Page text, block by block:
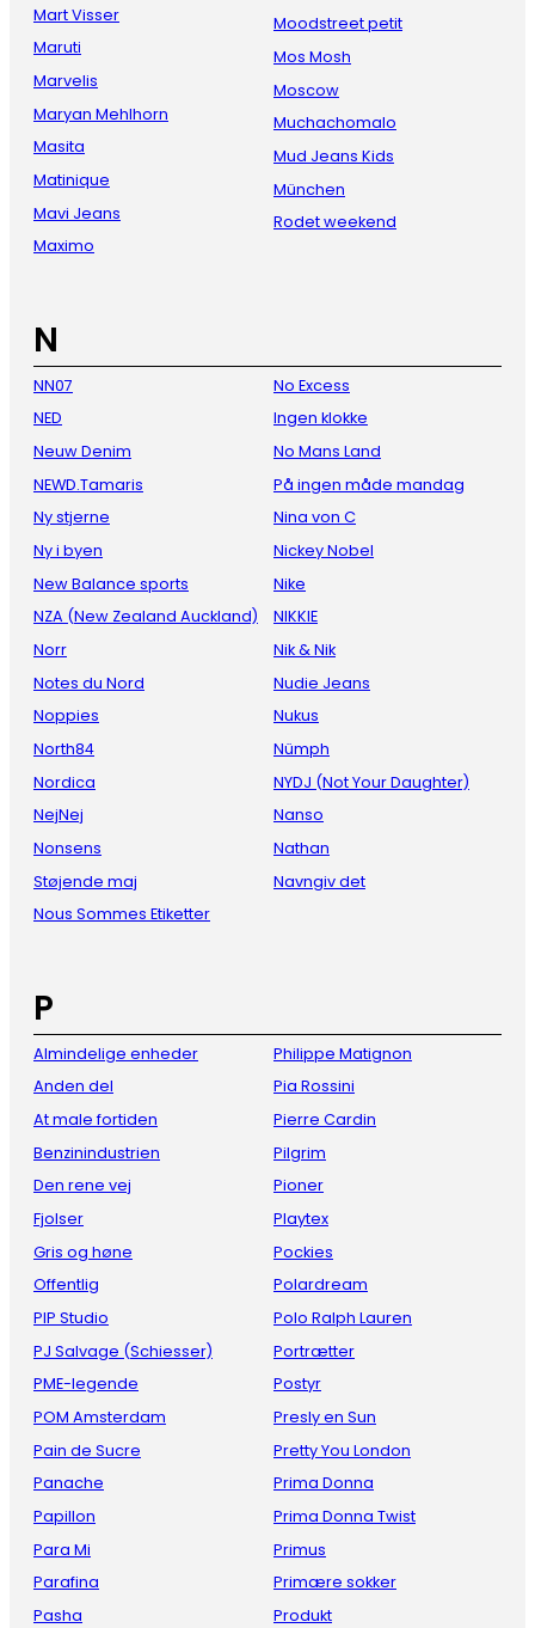
Mart Visser
Maruti
Marvelis
Maryan Mehlhorn
Masita
Matinique
Mavi Jeans
Maximo
Moodstreet petit
Mos Mosh
Moscow
Muchachomalo
Mud Jeans Kids
München
Rodet weekend
N
NN07
NED
Neuw Denim
NEWD.Tamaris
Ny stjerne
Ny i byen
New Balance sports
NZA (New Zealand Auckland)
Norr
Notes du Nord
Noppies
North84
Nordica
NejNej
Nonsens
Støjende maj
Nous Sommes Etiketter
No Excess
Ingen klokke
No Mans Land
På ingen måde mandag
Nina von C
Nickey Nobel
Nike
NIKKIE
Nik & Nik
Nudie Jeans
Nukus
Nümph
NYDJ (Not Your Daughter)
Nanso
Nathan
Navngiv det
P
Almindelige enheder
Anden del
At male fortiden
Benzinindustrien
Den rene vej
Fjolser
Gris og høne
Offentlig
PIP Studio
PJ Salvage (Schiesser)
PME-legende
POM Amsterdam
Pain de Sucre
Panache
Papillon
Para Mi
Parafina
Pasha
Philippe Matignon
Pia Rossini
Pierre Cardin
Pilgrim
Pioner
Playtex
Pockies
Polardream
Polo Ralph Lauren
Portrætter
Postyr
Presly en Sun
Pretty You London
Prima Donna
Prima Donna Twist
Primus
Primære sokker
Produkt